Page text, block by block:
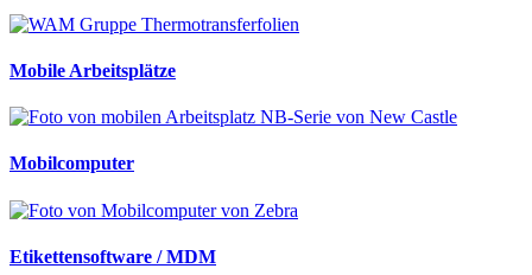
Mobile Arbeitsplätze
Mobilcomputer
Etikettensoftware / MDM